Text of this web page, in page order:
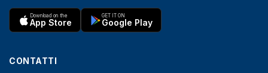
Download on the
App Store
GET IT ON
Google Play
CONTATTI